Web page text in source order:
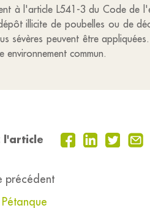
à l'article L541-3 du Code de
illicite de poubelles ou de
sévères peuvent être
environnement commun.
l'article
précédent